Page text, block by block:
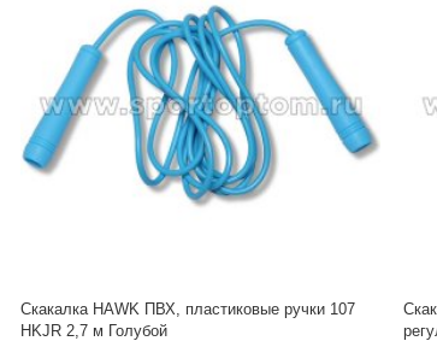
Скакалка HAWK ПВХ, пластиковые ручки 107
HKJR 2,7 м Голубой